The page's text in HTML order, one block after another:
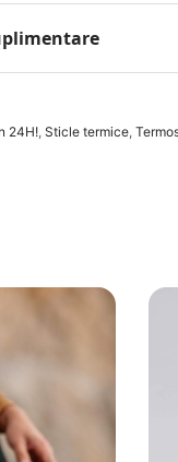
24H!, Sticle termice,